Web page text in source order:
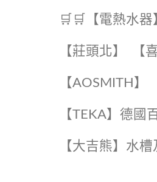
🛒🛒【電熱水
【莊頭北】 【
【AOSMITH】
【TEKA】️德國
【大吉熊】水